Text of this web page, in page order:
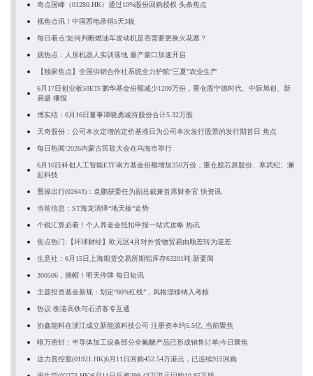
奇点国峰（01280.HK）通过10%股份回购授权 头条焦点
视焦点讯！中国西电录得5天3板
每日看点!如何判断燃油车发动机是否需要更换火花塞？
观热点：人形机器人实训落地 量产窗口加速开启
【独家焦点】全国供销合作社系统全力护航“三夏”农业生产
6月17日创业板50ETF鹏华基金份额减少1200万份，重仓股宁德时代、中际旭创、新
易盛 播报
博实结：6月16日董事谭晓勇减持股份合计5.32万股
天奇股份：公司本次定增的定价基准日为公司本次发行股票的发行期首日 焦点
每日热闻!2026内蒙古民歌大会在乌海市举行
6月16日科创人工智能ETF南方基金份额增加250万份，重仓股芯原股份、寒武纪、澜
起科技
曹操出行(02643)：袁鹏获委任为副总裁兼首席财务官 快资讯
当前信息：ST海龙演绎“地天板”走势
个税汇算必看！个人养老金抵扣申报一站式攻略 热讯
焦点热门:【环球财经】欧元区4月对外货物贸易由顺差转为逆差
生意社：6月15日上海期货交易所期铅库存63201吨-新要闻
300506，摘帽！明天停牌 每日短讯
主题投资基金新规：划定“80%红线”，风格漂移纳入考核
热议:衡港高铁与石济客专互通
协鑫能科在浙江成立新能源科技公司 注册资本约5.5亿_当前聚焦
唯万密封：半导体加工设备部分全氟醚产品已形成销售订单|今日聚焦
达力普控股(01921.HK)6月11日回购452.54万港元，已连续9日回购